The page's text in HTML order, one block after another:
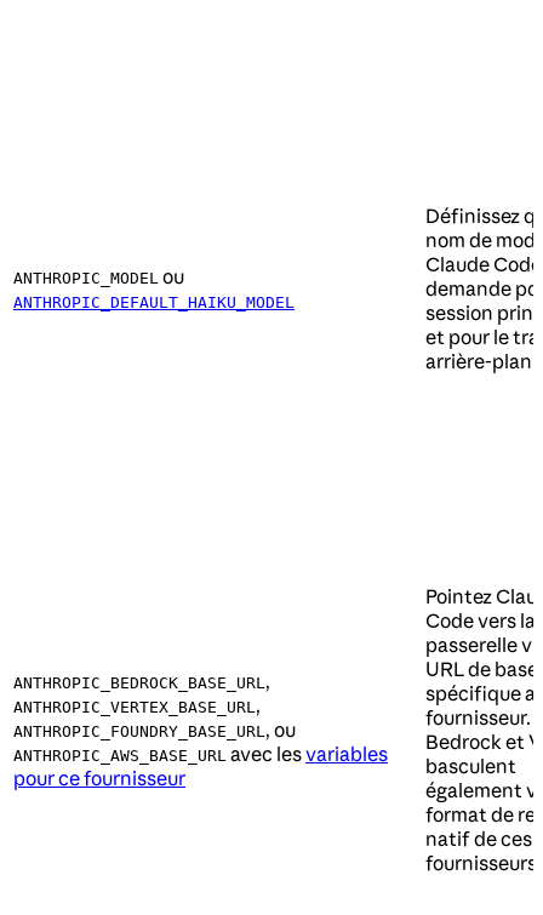
ANTHROPIC_MODEL ou
ANTHROPIC_DEFAULT_HAIKU_MODEL
Définissez
nom de
Claude Code
demande
session
et pour le
arrière-plan
ANTHROPIC_BEDROCK_BASE_URL,
ANTHROPIC_VERTEX_BASE_URL,
ANTHROPIC_FOUNDRY_BASE_URL, ou
ANTHROPIC_AWS_BASE_URL avec lesvariables
pour ce fournisseur
Pointez
Code vers la
passerelle
URL de base
spécifique
fournisseur.
Bedrock et
basculent
également
format de
natif de ces
fournisseurs